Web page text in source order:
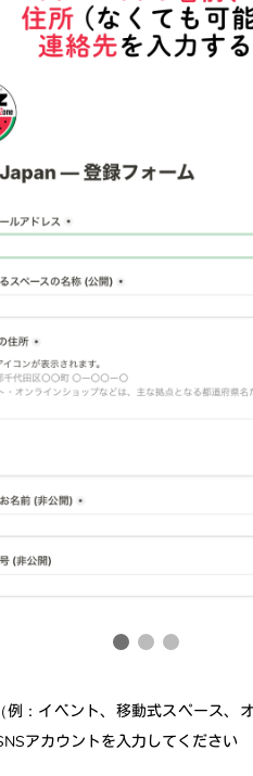
：イベント、移動式スペース、
アカウントを入力してください